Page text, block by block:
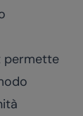
permette